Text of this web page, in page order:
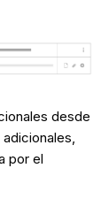
desde
por el